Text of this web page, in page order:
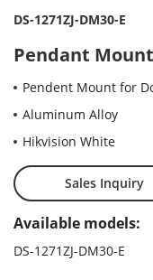
DS-1271ZJ-DM30-E
Pendant Mount
Pendent Mount for
Aluminum Alloy
Hikvision White
Sales Inquiry
Available models:
DS-1271ZJ-DM30-E